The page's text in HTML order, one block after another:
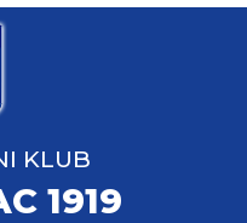
KLUB
1919